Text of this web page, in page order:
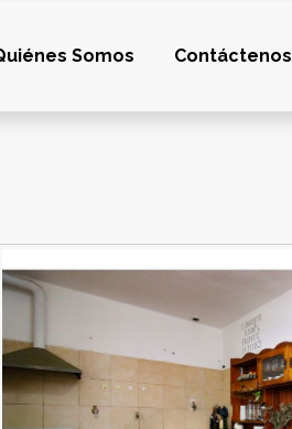
Somos Contáctenos